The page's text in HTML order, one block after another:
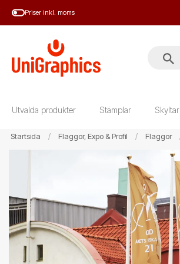
HoppaPriser inkl. moms
Utvalda produkter Stämplar Skyltar
Startsida Flaggor, Expo & Profil Flaggor